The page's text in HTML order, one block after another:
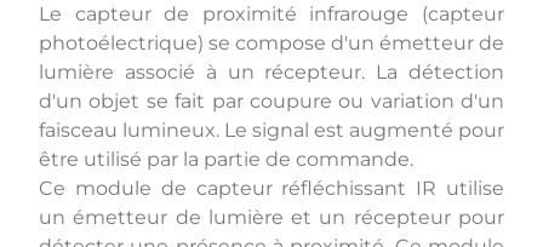
Le capteur de proximité infrarouge (capteur
photoélectrique) se compose d'un émetteur de
lumière associé à un récepteur. La détection
d'un objet se fait par coupure ou variation d'un
faisceau lumineux. Le signal est augmenté pour
être utilisé par la partie de commande.
Ce module de capteur réfléchissant IR utilise
un émetteur de lumière et un récepteur pour